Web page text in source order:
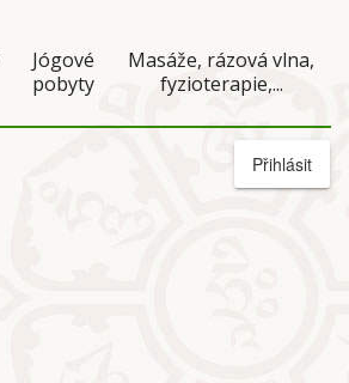
Jógové
pobyty
Masáže, rázová vlna,
fyzioterapie,...
Přihlásit